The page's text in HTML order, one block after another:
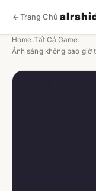
Trang Chủ
Home ›Tất Cả Game
Ánh sáng không bao giờ